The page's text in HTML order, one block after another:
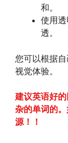
和。
使用
透。
您可以根据
视觉体验。
建议英语好
杂的单词的
源！！